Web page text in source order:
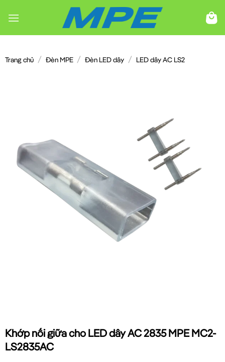
đến
Trang chủ / Đèn MPE / Đèn LED dây / LED dây AC LS2
Khớp nối giữa cho LED dây AC 2835 MPE MC2-
LS2835AC